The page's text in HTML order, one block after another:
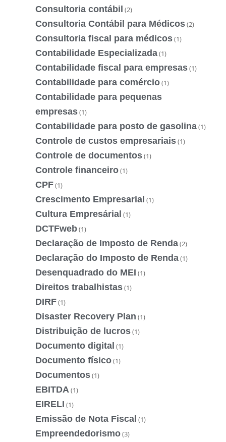
Consultoria contábil (2)
Consultoria Contábil para Médicos(2)
Consultoria fiscal para médicos(1)
Contabilidade Especializada(1)
Contabilidade fiscal para empresas(1)
Contabilidade para comércio(1)
Contabilidade para pequenas
empresas(1)
Contabilidade para posto de gasolina(1)
Controle de custos empresariais(1)
Controle de documentos(1)
Controle financeiro(1)
CPF(1)
Crescimento Empresarial (1)
Cultura Empresárial (1)
DCTFweb(1)
Declaração de Imposto de Renda(2)
Declaração do Imposto de Renda(1)
Desenquadrado do MEI (1)
Direitos trabalhistas(1)
DIRF(1)
Disaster Recovery Plan (1)
Distribuição de lucros(1)
Documento digital (1)
Documento físico(1)
Documentos(1)
EBITDA(1)
EIRELI (1)
Emissão de Nota Fiscal (1)
Empreendedorismo(3)